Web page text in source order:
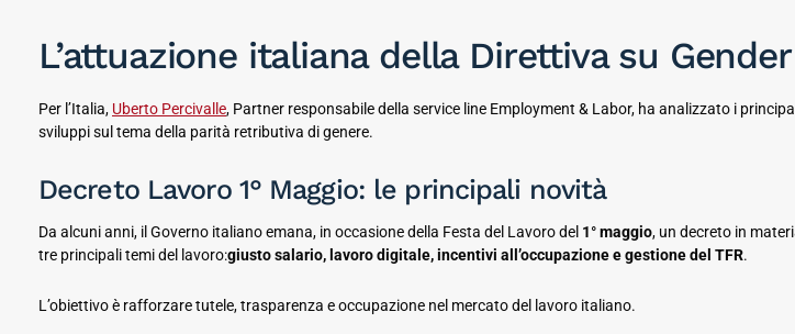
L’attuazione italiana della Direttiva su
Per l’Italia, Uberto Percivalle, Partner responsabile della service line Employment & Labor, ha analizzato i
sviluppi sul tema della parità retributiva di genere.
Decreto Lavoro 1° Maggio: le principali novità
Da alcuni anni, il Governo italiano emana, in occasione della Festa del Lavoro del 1° maggio, un decreto in
tre principali temi del lavoro:giusto salario, lavoro digitale, incentivi all’occupazione e gestione del TFR.
L’obiettivo è rafforzare tutele, trasparenza e occupazione nel mercato del lavoro italiano.